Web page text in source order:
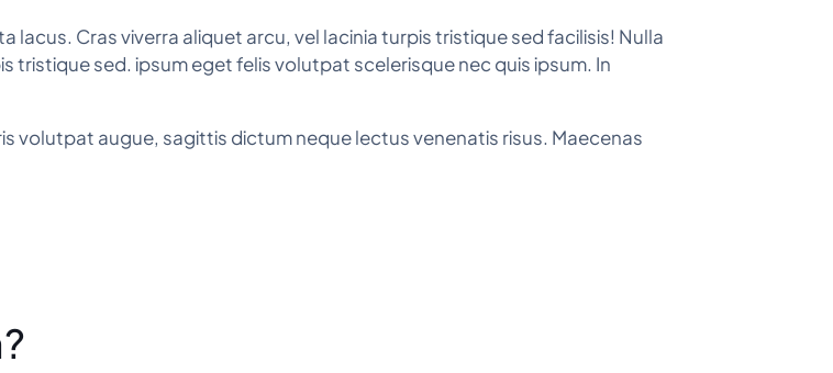
lacus. Cras viverra aliquet arcu, vel lacinia turpis tristique sed facilisis! Nulla
tristique sed. ipsum eget felis volutpat scelerisque nec quis ipsum. In
volutpat augue, sagittis dictum neque lectus venenatis risus. Maecenas